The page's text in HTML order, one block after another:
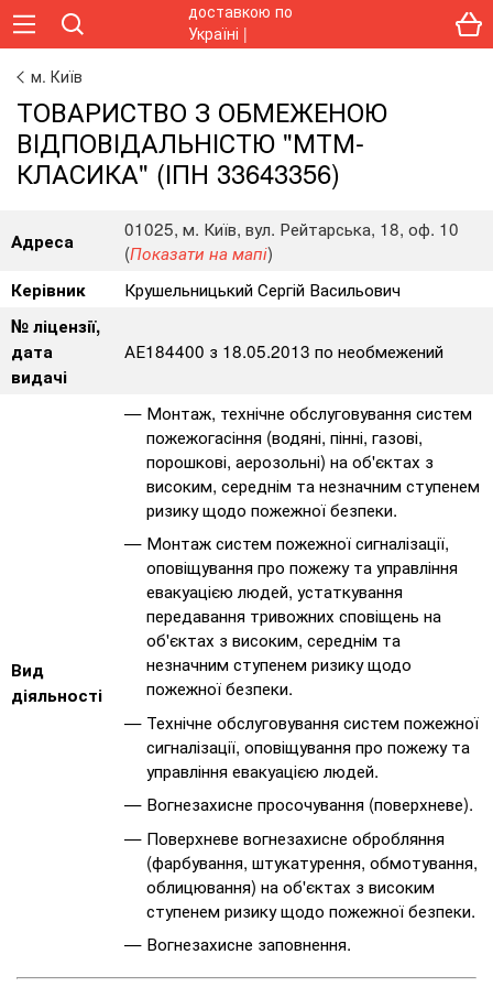
м. Київ
ТОВАРИСТВО З ОБМЕЖЕНОЮ
ВІДПОВІДАЛЬНІСТЮ "МТМ-
КЛАСИКА" (ІПН 33643356)
Адреса
01025, м. Київ, вул. Рейтарська, 18, оф. 10
(Показати на мапі)
Керівник
Крушельницький Сергій Васильович
№ ліцензії,
дата
видачі
АЕ184400 з 18.05.2013 по необмежений
Вид
діяльності
Монтаж, технічне обслуговування систем
пожежогасіння (водяні, пінні, газові,
порошкові, аерозольні) на об'єктах з
високим, середнім та незначним ступенем
ризику щодо пожежної безпеки.
Монтаж систем пожежної сигналізації,
оповіщування про пожежу та управління
евакуацією людей, устаткування
передавання тривожних сповіщень на
об'єктах з високим, середнім та
незначним ступенем ризику щодо
пожежної безпеки.
Технічне обслуговування систем пожежної
сигналізації, оповіщування про пожежу та
управління евакуацією людей.
Вогнезахисне просочування (поверхневе).
Поверхневе вогнезахисне обробляння
(фарбування, штукатурення, обмотування,
облицювання) на об'єктах з високим
ступенем ризику щодо пожежної безпеки.
Вогнезахисне заповнення.